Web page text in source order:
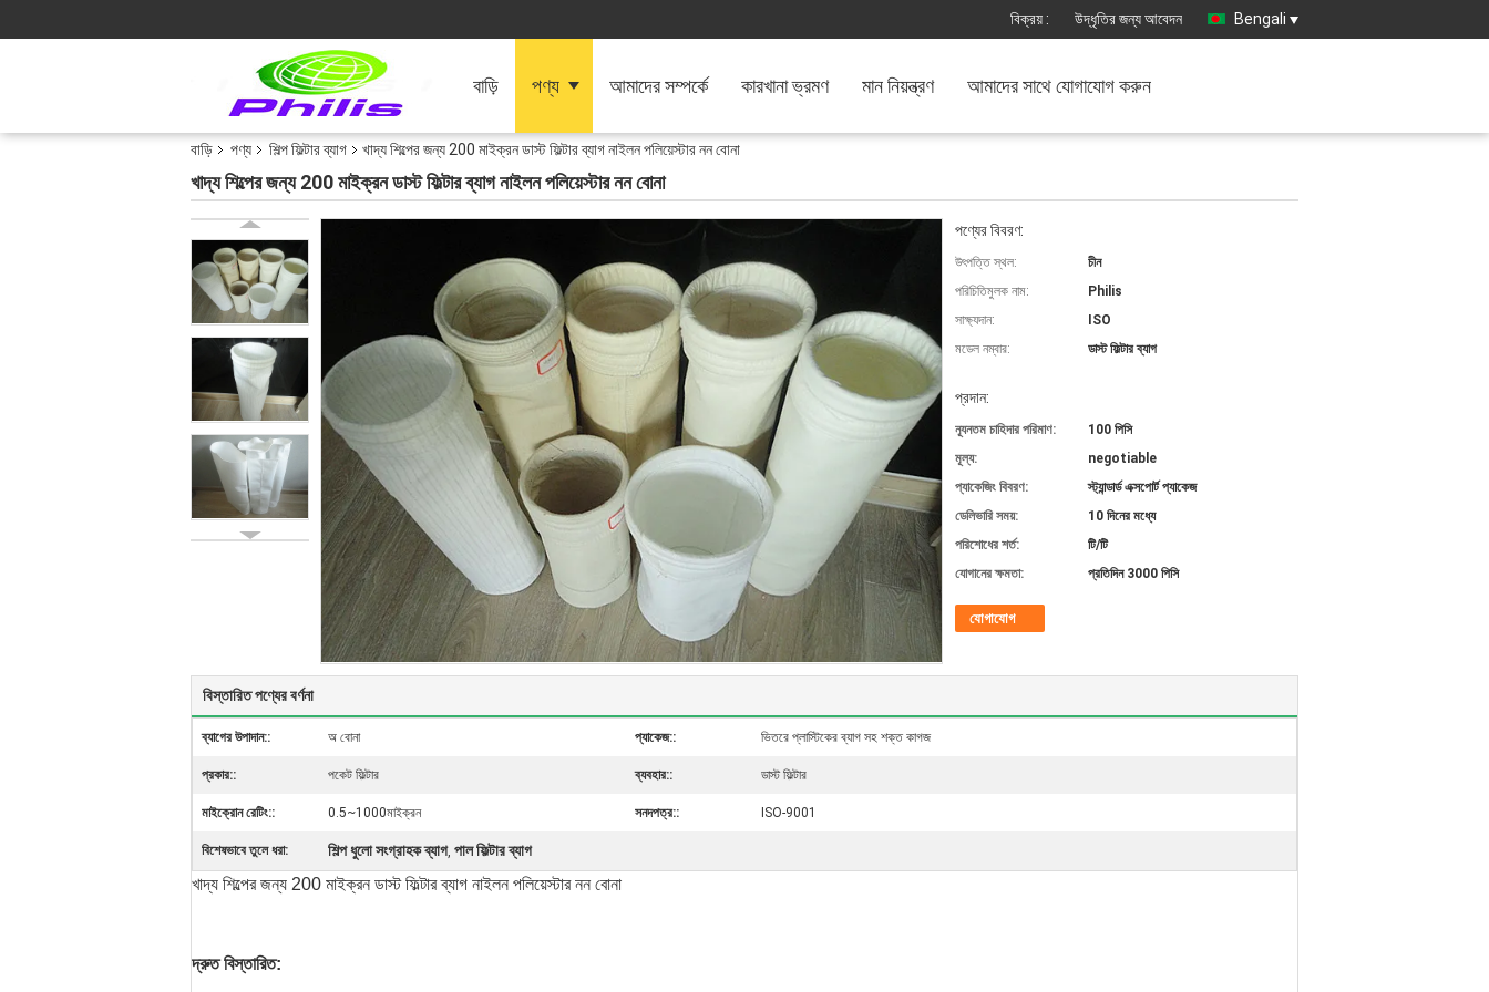
বিক্রয় : উদ্ধৃতির জন্য আবেদন Bengali
বাড়ি পণ্য আমাদের সম্পর্কে কারখানা ভ্রমণ মান নিয়ন্ত্রণ আমাদের সাথে যোগাযোগ করুন
বাড়ি পণ্য শিল্প ফিল্টার ব্যাগ খাদ্য শিল্পের জন্য 200 মাইক্রন ডাস্ট ফিল্টার ব্যাগ নাইলন পলিয়েস্টার নন বোনা
খাদ্য শিল্পের জন্য 200 মাইক্রন ডাস্ট ফিল্টার ব্যাগ নাইলন পলিয়েস্টার নন বোনা
পণ্যের বিবরণ:
উৎপত্তি স্থল:
চীন
পরিচিতিমুলক নাম:
Philis
সাক্ষ্যদান:
ISO
মডেল নম্বার:
ডাস্ট ফিল্টার ব্যাগ
প্রদান:
ন্যূনতম চাহিদার পরিমাণ:
100 পিসি
মূল্য:
negotiable
প্যাকেজিং বিবরণ:
স্ট্যান্ডার্ড এক্সপোর্ট প্যাকেজ
ডেলিভারি সময়:
10 দিনের মধ্যে
পরিশোধের শর্ত:
টি/টি
যোগানের ক্ষমতা:
প্রতিদিন 3000 পিসি
যোগাযোগ
বিস্তারিত পণ্যের বর্ণনা
ব্যাগের উপাদান:: অ বোনা প্যাকেজ:: ভিতরে প্লাস্টিকের ব্যাগ সহ শক্ত কাগজ
প্রকার:: পকেট ফিল্টার ব্যবহার:: ডাস্ট ফিল্টার
মাইক্রোন রেটিং:: 0.5~1000মাইক্রন সনদপত্র:: ISO-9001
বিশেষভাবে তুলে ধরা: শিল্প ধুলো সংগ্রাহক ব্যাগ, পাল ফিল্টার ব্যাগ
খাদ্য শিল্পের জন্য 200 মাইক্রন ডাস্ট ফিল্টার ব্যাগ নাইলন পলিয়েস্টার নন বোনা
দ্রুত বিস্তারিত: